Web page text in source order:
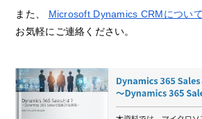
また、 Microsoft Dynamics CRMについ
お気軽にご連絡ください。